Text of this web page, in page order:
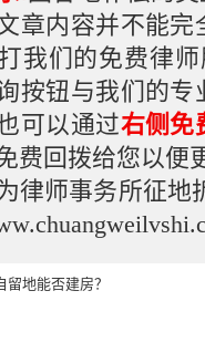
章内容并不能
我们的免费律
按钮与我们的
可以通过右侧免
费回拨给您以便
律师事务所征
留地能否建房？